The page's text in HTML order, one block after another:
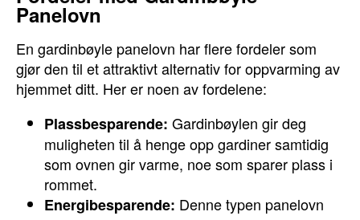
Panelovn
En gardinbøyle panelovn har flere fordeler som
gjør den til et attraktivt alternativ for oppvarming av
hjemmet ditt. Her er noen av fordelene:
Plassbesparende: Gardinbøylen gir deg
muligheten til å henge opp gardiner samtidig
som ovnen gir varme, noe som sparer plass i
rommet.
Energibesparende: Denne typen panelovn